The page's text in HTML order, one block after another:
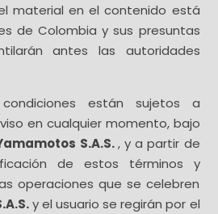
material en el contenido está
de Colombia y sus presuntas
antes las autoridades
están sujetos a
en cualquier momento, bajo
S.A.S., y a partir de
de estos términos y
operaciones que se celebren
y el usuario se regirán por el